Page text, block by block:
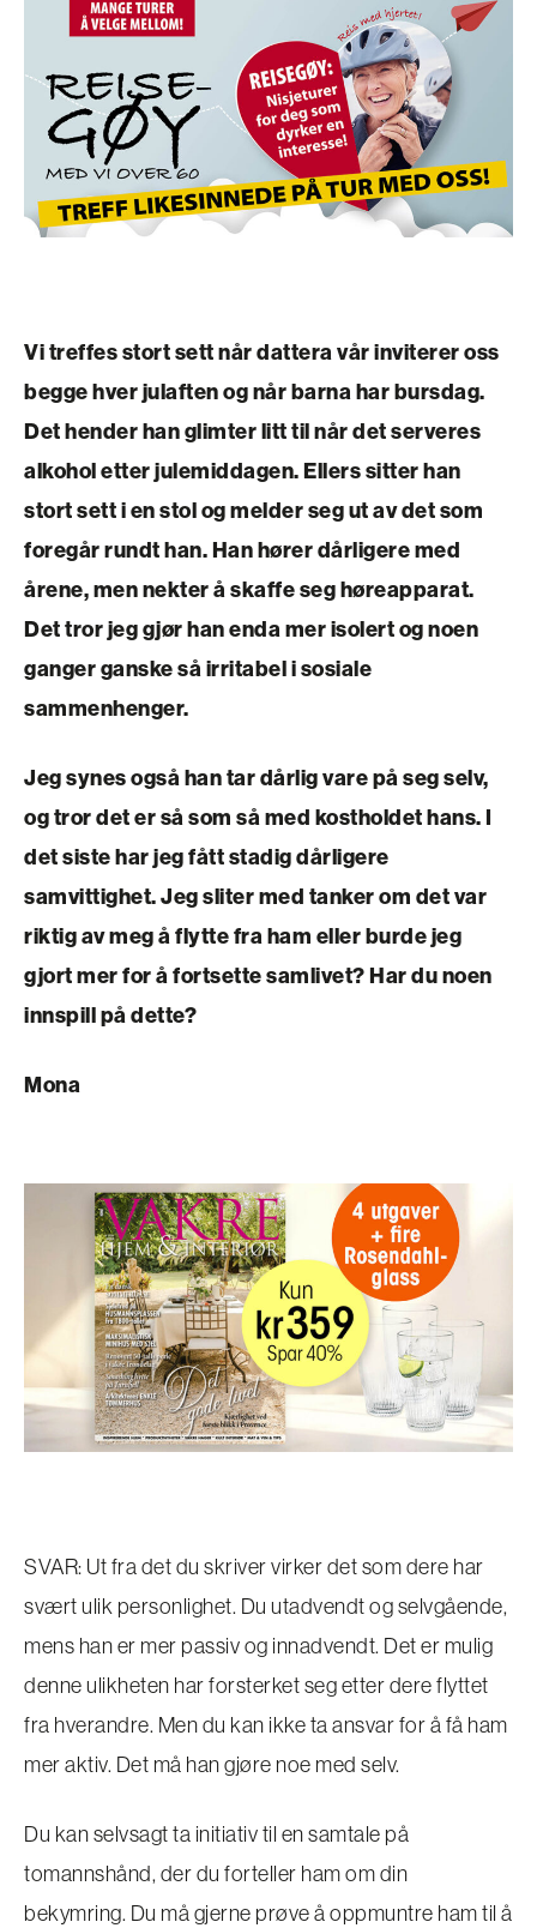
Vi treffes stort sett når dattera vår inviterer oss
begge hver julaften og når barna har bursdag.
Det hender han glimter litt til når det serveres
alkohol etter julemiddagen. Ellers sitter han
stort sett i en stol og melder seg ut av det som
foregår rundt han. Han hører dårligere med
årene, men nekter å skaffe seg høreapparat.
Det tror jeg gjør han enda mer isolert og noen
ganger ganske så irritabel i sosiale
sammenhenger.
Jeg synes også han tar dårlig vare på seg selv,
og tror det er så som så med kostholdet hans. I
det siste har jeg fått stadig dårligere
samvittighet. Jeg sliter med tanker om det var
riktig av meg å flytte fra ham eller burde jeg
gjort mer for å fortsette samlivet? Har du noen
innspill på dette?
Mona
SVAR: Ut fra det du skriver virker det som dere har
svært ulik personlighet. Du utadvendt og selvgående,
mens han er mer passiv og innadvendt. Det er mulig
denne ulikheten har forsterket seg etter dere flyttet
fra hverandre. Men du kan ikke ta ansvar for å få ham
mer aktiv. Det må han gjøre noe med selv.
Du kan selvsagt ta initiativ til en samtale på
tomannshånd, der du forteller ham om din
bekymring. Du må gjerne prøve å oppmuntre ham til å